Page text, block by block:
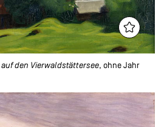
den Vierwaldstättersee, ohne Jahr